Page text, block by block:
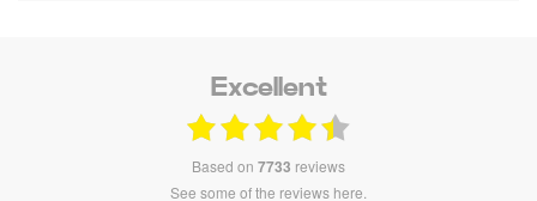
Excellent
based on 7733 reviews
see some of the reviews here.